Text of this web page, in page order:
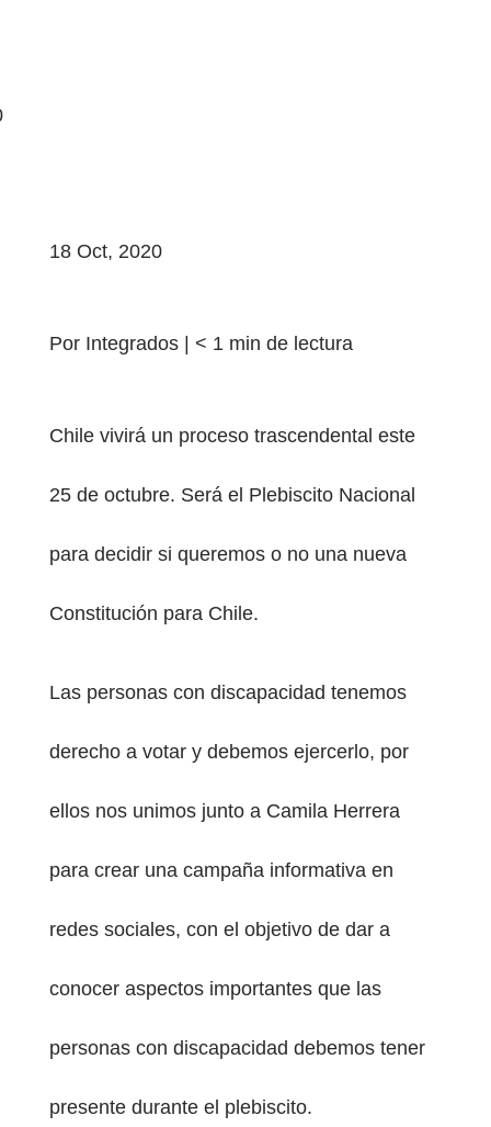
18 Oct, 2020
Por Integrados | < 1 min de lectura
Chile vivirá un proceso trascendental este
25 de octubre. Será el Plebiscito Nacional
para decidir si queremos o no una nueva
Constitución para Chile.
Las personas con discapacidad tenemos
derecho a votar y debemos ejercerlo, por
ellos nos unimos junto a Camila Herrera
para crear una campaña informativa en
redes sociales, con el objetivo de dar a
conocer aspectos importantes que las
personas con discapacidad debemos tener
presente durante el plebiscito.